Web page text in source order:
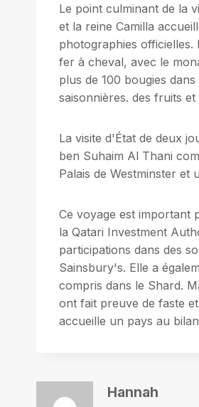
Le point culminant de la
et la reine Camilla
photographies officielles.
fer à cheval, avec le
plus de 100 bougies
saisonnières. des fruits
La visite d'État de deux
ben Suhaim Al Thani
Palais de Westminster et
Ce voyage est important
la Qatari Investment
participations dans des
Sainsbury's. Elle a
compris dans le Shard.
ont fait preuve de faste
accueille un pays au
Hannah